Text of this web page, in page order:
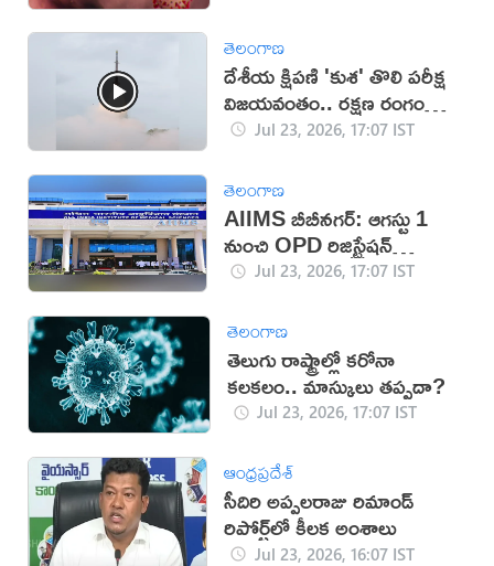
తెలంగాణ
దేశీయ క్షిపణి 'కుశ' తొలి పరీక్ష
విజయవంతం.. రక్షణ రంగంలో
కొత్త శకం
Jul 23, 2026, 17:07 IST
తెలంగాణ
AIIMS బీబీనగర్: ఆగస్టు 1
నుంచి OPD రిజిస్ట్రేషన్
సమయాల్లో మార్పు
Jul 23, 2026, 17:07 IST
తెలంగాణ
తెలుగు రాష్ట్రాల్లో కరోనా
కలకలం.. మాస్కులు తప్పదా?
Jul 23, 2026, 17:07 IST
ఆంధ్రప్రదేశ్
సీదిరి అప్పలరాజు రిమాండ్‌
రిపోర్ట్‌లో కీలక అంశాలు
Jul 23, 2026, 16:07 IST